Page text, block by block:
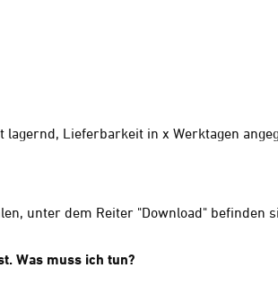
Lieferbarkeit in x Werktagen
unter dem Reiter "Download" befinden
Was muss ich tun?